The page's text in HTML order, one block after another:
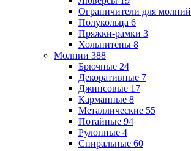
Ограничители для молний
Полукольца 6
Пряжки-рамки 3
Хольнитены 8
Молнии 388
Брючные 24
Декоративные 7
Джинсовые 17
Карманные 8
Металлические 55
Потайные 94
Рулонные 4
Спиральные 60